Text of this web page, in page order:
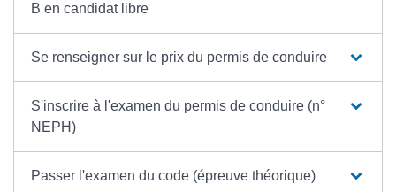
B en candidat libre
Se renseigner sur le prix du permis de conduire
S'inscrire à l'examen du permis de conduire (n°
NEPH)
Passer l'examen du code (épreuve théorique)